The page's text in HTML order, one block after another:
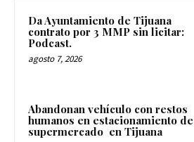
Da Ayuntamiento de Tijuana
contrato por 3 MMP sin licitar:
Podcast.
agosto 7, 2026
Abandonan vehículo con restos
humanos en estacionamiento de
supermercado en Tijuana